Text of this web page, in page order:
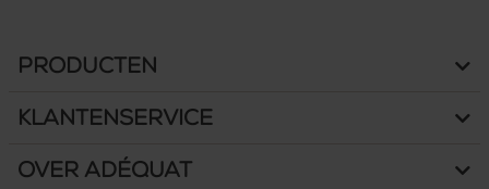
Producten
Klantenservice
Over Adéquat